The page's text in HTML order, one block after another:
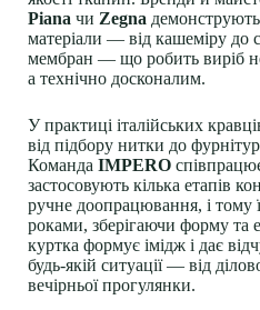
Piana чи Zegna
матеріали — від кашеміру до
мембран — що робить виріб
а технічно досконалим.
У практиці італійських
від підбору нитки до
Команда IMPERO
застосовують кілька етапів
ручне доопрацювання, і тому
роками, зберігаючи форму та
куртка формує імідж і дає
будь-якій ситуації — від
вечірньої прогулянки.